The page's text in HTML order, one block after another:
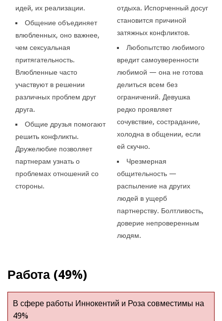
идей, их реализации.
Общение объединяет
влюбленных, оно важнее,
чем сексуальная
притягательность.
Влюбленные часто
участвуют в решении
различных проблем друг
друга.
Общие друзья помогают
решить конфликты.
Дружелюбие позволяет
партнерам узнать о
проблемах отношений со
стороны.
отдыха. Испорченный досуг
становится причиной
затяжных конфликтов.
Любопытство любимого
вредит самоуверенности
любимой — она не готова
делиться всем без
ограничений. Девушка
редко проявляет
сочувствие, сострадание,
холодна в общении, если
ей скучно.
Чрезмерная
общительность —
распыление на других
людей в ущерб
партнерству. Болтливость,
доверие непроверенным
людям.
Работа (49%)
В сфере работы Иннокентий и Роза совместимы на
49%